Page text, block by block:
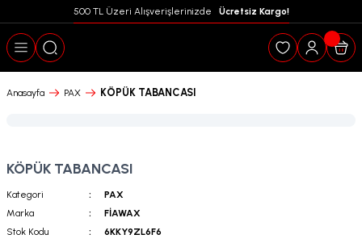
500 TL Üzeri Alışverişlerinizde Ücretsiz Kargo!
Geri Dön
Anasayfa PAX KÖPÜK TABANCASI
KÖPÜK TABANCASI
Kategori
PAX
Marka
FİAWAX
Stok Kodu
6KKY9ZL6F6